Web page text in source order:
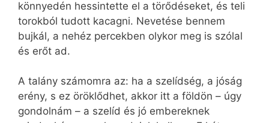
könnyedén hessintette el a törődéseket, és teli
torokból tudott kacagni. Nevetése bennem
bujkál, a nehéz percekben olykor meg is szólal
és erőt ad.
A talány számomra az: ha a szelídség, a jóság
erény, s ez öröklődhet, akkor itt a földön – úgy
gondolnám – a szelíd és jó embereknek